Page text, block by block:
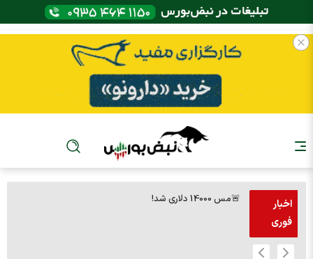
اخبار
فوری
🚨مس 14000 دلاری شد!